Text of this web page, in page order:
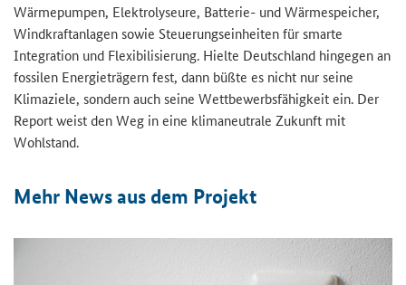
Wärmepumpen, Elektrolyseure, Batterie- und Wärmespeicher,
Windkraftanlagen sowie Steuerungseinheiten für smarte
Integration und Flexibilisierung. Hielte Deutschland hingegen an
fossilen Energieträgern fest, dann büßte es nicht nur seine
Klimaziele, sondern auch seine Wettbewerbsfähigkeit ein. Der
Report weist den Weg in eine klimaneutrale Zukunft mit
Wohlstand.
Mehr News aus dem Projekt